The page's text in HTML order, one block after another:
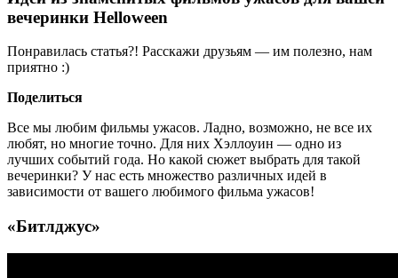
вечеринки Helloween
Понравилась статья?! Расскажи друзьям — им полезно, нам
приятно :)
Поделиться
Все мы любим фильмы ужасов. Ладно, возможно, не все их
любят, но многие точно. Для них Хэллоуин — одно из
лучших событий года. Но какой сюжет выбрать для такой
вечеринки? У нас есть множество различных идей в
зависимости от вашего любимого фильма ужасов!
«Битлджус»